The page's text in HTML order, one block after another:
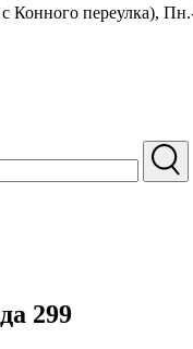
Конного переулка),
299